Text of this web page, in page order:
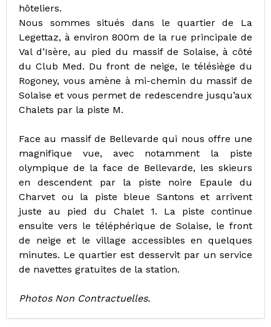
hôteliers.
Nous sommes situés dans le quartier de La
Legettaz, à environ 800m de la rue principale de
Val d’Isère, au pied du massif de Solaise, à côté
du Club Med. Du front de neige, le télésiège du
Rogoney, vous amène à mi-chemin du massif de
Solaise et vous permet de redescendre jusqu’aux
Chalets par la piste M.
Face au massif de Bellevarde qui nous offre une
magnifique vue, avec notamment la piste
olympique de la face de Bellevarde, les skieurs
en descendent par la piste noire Epaule du
Charvet ou la piste bleue Santons et arrivent
juste au pied du Chalet 1. La piste continue
ensuite vers le téléphérique de Solaise, le front
de neige et le village accessibles en quelques
minutes. Le quartier est desservit par un service
de navettes gratuites de la station.
Photos Non Contractuelles.